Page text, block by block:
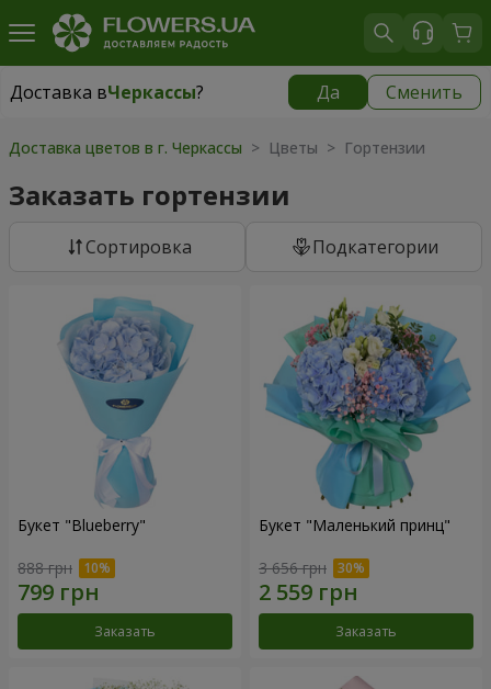
Доставка вЧеркассы? Да Сменить
Доставка вЧеркассы|
Доставка цветов в г. Черкассы > Цветы > Гортензии
Заказать гортензии
Cортировка Подкатегории
Букет "Blueberry"
888 грн
Заказать
Букет "Маленький принц"
3 656 грн
Заказать